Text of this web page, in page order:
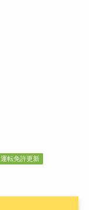
運転免許更新